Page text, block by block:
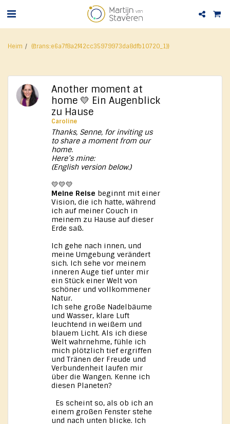
Heim {{trans:e6a7f8a2f42cc35979973da8dfb10720_1}}
Another moment at
home 💛 Ein Augenblick
zu Hause
Caroline
Thanks, Senne, for inviting us
to share a moment from our
home.
Here’s mine:
(English version below.)
💛💛💛
Meine Reise beginnt mit einer
Vision, die ich hatte, während
ich auf meiner Couch in
meinem zu Hause auf dieser
Erde saß.
Ich gehe nach innen, und
meine Umgebung verändert
sich. Ich sehe vor meinem
inneren Auge tief unter mir
ein Stück einer Welt von
schöner und vollkommener
Natur.
Ich sehe große Nadelbäume
und Wasser, klare Luft
leuchtend in weißem und
blauem Licht. Als ich diese
Welt wahrnehme, fühle ich
mich plötzlich tief ergriffen
und Tränen der Freude und
Verbundenheit laufen mir
über die Wangen. Kenne ich
diesen Planeten?
Es scheint so, als ob ich an
einem großen Fenster stehe
und nach unten blicke. Ich